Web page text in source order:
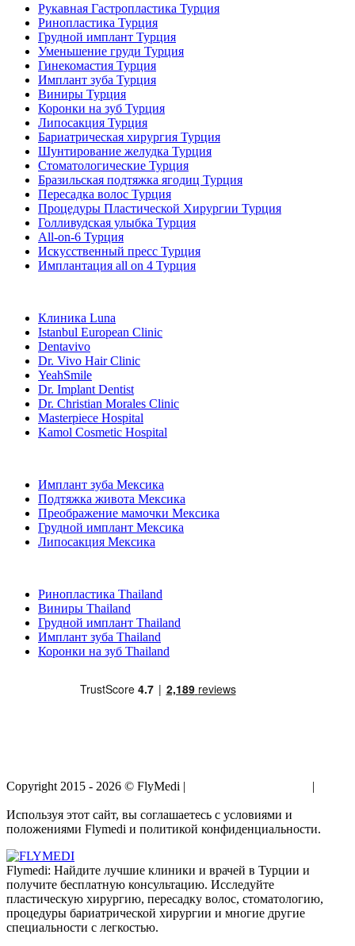
Рукавная Гастропластика Турция
Ринопластика Турция
Грудной имплант Турция
Уменьшение груди Турция
Гинекомастия Турция
Имплант зуба Турция
Виниры Турция
Коронки на зуб Турция
Липосакция Турция
Бариатрическая хирургия Турция
Шунтирование желудка Турция
Стоматологические Турция
Бразильская подтяжка ягодиц Турция
Пересадка волос Турция
Процедуры Пластической Хирургии Турция
Голливудская улыбка Турция
All-on-6 Турция
Искусственный пресс Турция
Имплантация all on 4 Турция
Клиника Luna
Istanbul European Clinic
Dentavivo
Dr. Vivo Hair Clinic
YeahSmile
Dr. Implant Dentist
Dr. Christian Morales Clinic
Masterpiece Hospital
Kamol Cosmetic Hospital
Имплант зуба Мексика
Подтяжка живота Мексика
Преображение мамочки Мексика
Грудной имплант Мексика
Липосакция Мексика
Ринопластика Thailand
Виниры Thailand
Грудной имплант Thailand
Имплант зуба Thailand
Коронки на зуб Thailand
Copyright 2015 - 2026 © FlyMedi |
|
Используя этот сайт, вы соглашаетесь с условиями и
положениями Flymedi и политикой конфиденциальности.
Flymedi: Найдите лучшие клиники и врачей в Турции и
получите бесплатную консультацию. Исследуйте
пластическую хирургию, пересадку волос, стоматологию,
процедуры бариатрической хирургии и многие другие
специальности с легкостью.